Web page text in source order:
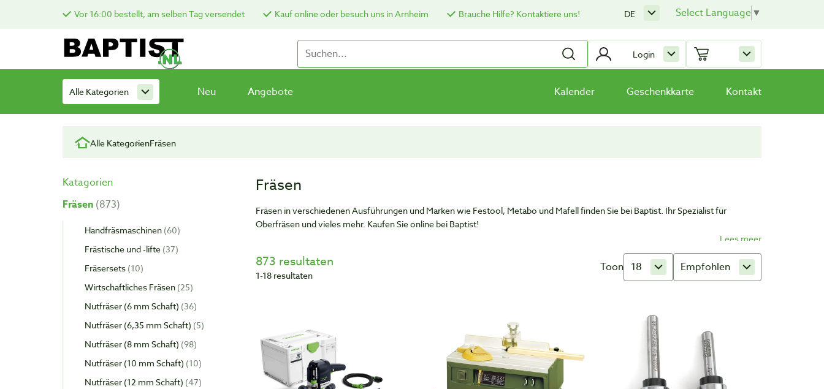
Vor 16:00 bestellt, am selben Tag versendet Kauf online oder besuch uns in Arnheim Brauche Hilfe? Kontaktiere uns! Select Language▼
DE
Login
Alle Kategorien Neu Angebote Kalender Geschenkkarte Kontakt
Alle KategorienFräsen
Katagorien
Fräsen 873
Handfräsmaschinen 60
Frästische und -lifte 37
Fräsersets 10
Wirtschaftliches Fräsen 25
Nutfräser (6 mm Schaft) 36
Nutfräser (6,35 mm Schaft) 5
Nutfräser (8 mm Schaft) 98
Nutfräser (10 mm Schaft) 10
Nutfräser (12 mm Schaft) 47
Fräsen
Fräsen in verschiedenen Ausführungen und Marken wie Festool, Metabo und Mafell finden Sie bei Baptist. Ihr Spezialist für
Oberfräsen und vieles mehr. Kaufen Sie online bei Baptist!
873 resultaten
1-18 resultaten
Toon 18 Empfohlen